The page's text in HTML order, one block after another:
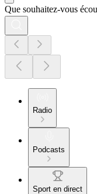
Que souhaitez-vous
Radio
Podcasts
Sport en direct